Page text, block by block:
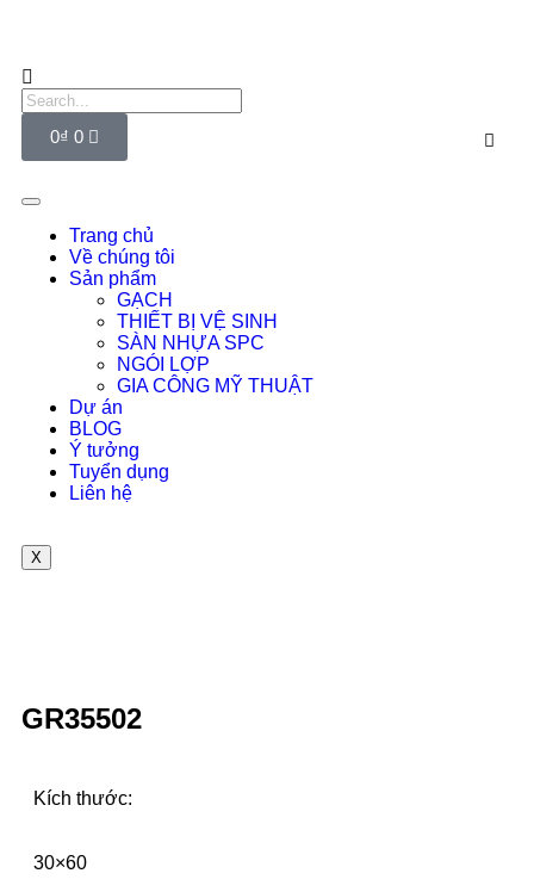
0₫ 0
Trang chủ
Về chúng tôi
Sản phẩm
GẠCH
THIẾT BỊ VỆ SINH
SÀN NHỰA SPC
NGÓI LỢP
GIA CÔNG MỸ THUẬT
Dự án
BLOG
Ý tưởng
Tuyển dụng
Liên hệ
X
GR35502
Kích thước:
30×60